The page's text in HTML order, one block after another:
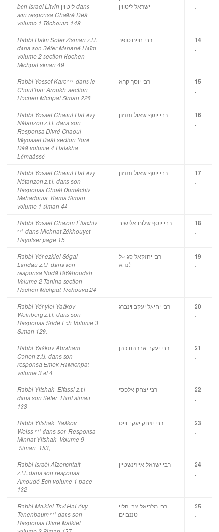
ben Israel Litvin ליטוויןdans
son responsa Chaâré Déâ
volume 1 Téchouva 148
ישראל ליטווין
.
Rabbi Haïm Sofer Zisman z.t.l.
dans son Séfer Mahané Haïm
volume 2 section Hochen
Michpat siman 49
רבי חיים סופר
14
.
Rabbi Yossef Karo z.t.l dans le
Choul’han Âroukh section
Hochen Michpat Siman 228
רבי יוסף קרא
15
.
Rabbi Yossef Chaoul HaLévy
Nétanzon z.t.l. dans son
Responsa Divré Chaoul
Véyossef Daât section Yoré
Déâ volume 4 Halakha
Lémaâssé
רבי יוסף שאול נתנזון
16
.
Rabbi Yossef Chaoul HaLévy
Nétanzon z.t.l. dans son
Responsa Choèl Ouméchiv
Mahadoura Kama Siman
volume 1 siman 44
רבי יוסף שאול נתנזון
17
.
Rabbi Yossef Chalom Éliachiv
z.t.l, dans Michnat Zékhouyot
Hayotser page 15
רבי יוסף שלום אלישיב
18
.
Rabbi Yéhezkiel Ségal
Landau z.t.l dans son
responsa Nodâ BiYéhoudah
Volume 2 Tanina section
Hochen Michpat Téchouva 24
רבי יחזקאל סג »ל
לנדא
19
.
Rabbi Yéhyiel Yaâkov
Weinberg z.t.l. dans son
Responsa Sridé Ech Volume 3
Siman 129.
רבי יחיאל יעקב וינברג
20
.
Rabbi Yaâkov Abraham
Cohen z.t.l. dans son
responsa Emek HaMichpat
volume 3 et 4
רבי יעקב אברהם כהן
21
.
Rabbi Yitshak Elfassi z.t.l
dans son Séfer Harif siman
133
רבי יצחק אלפסי
22
.
Rabbi Yitshak Yaâkov
Weiss z.t.l. dans son Responsa
Minhat Yitshak Volume 9
Siman 153,
רבי יצחק יעקב וייס
23
.
Rabbi Israël Aïzenchtaït
z.t.l.,dans son responsa
Amoudé Ech volume 1 page
132
רבי ישראל אייזינשטיין
24
.
Rabbi Malkiel Tsvi HaLévy
Tenenbaum z.t.l. dans son
Responsa Divré Malkiel
רבי מלכיאל צבי הלוי
טננבוים
25
.